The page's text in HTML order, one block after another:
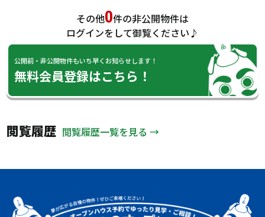
その他0件の非公開物件は
ログインをして御覧ください♪
公開前・非公開物件もいち早くお知らせします！
無料会員登録はこちら！
閲覧履歴 閲覧履歴一覧を見る →